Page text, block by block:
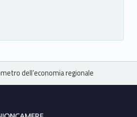
dell’economia regionale